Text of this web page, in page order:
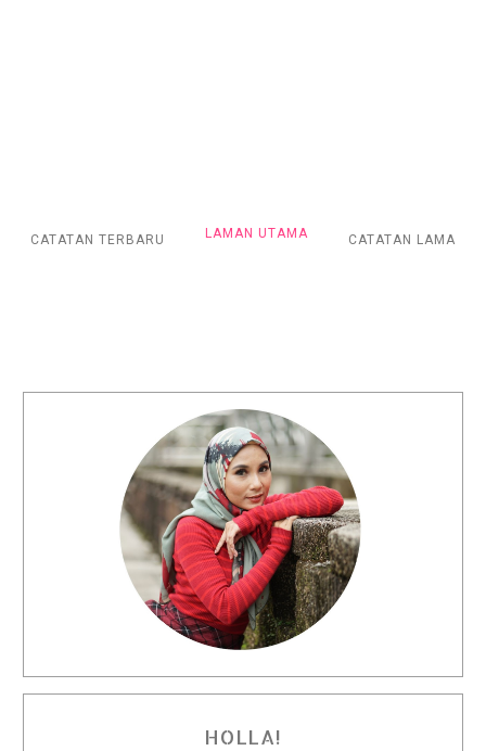
CATATAN TERBARU CATATAN LAMA
LAMAN UTAMA
HOLLA!